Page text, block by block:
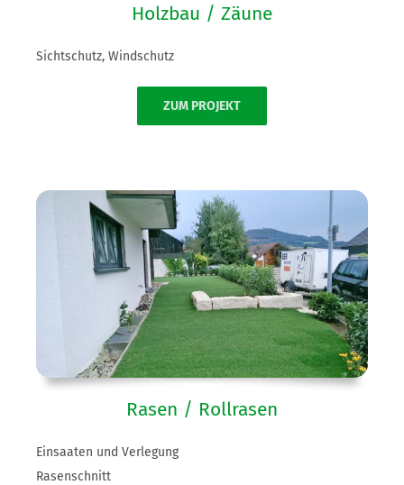
Holzbau / Zäune
Sichtschutz, Windschutz
ZUM PROJEKT
Rasen / Rollrasen
Einsaaten und Verlegung
Rasenschnitt